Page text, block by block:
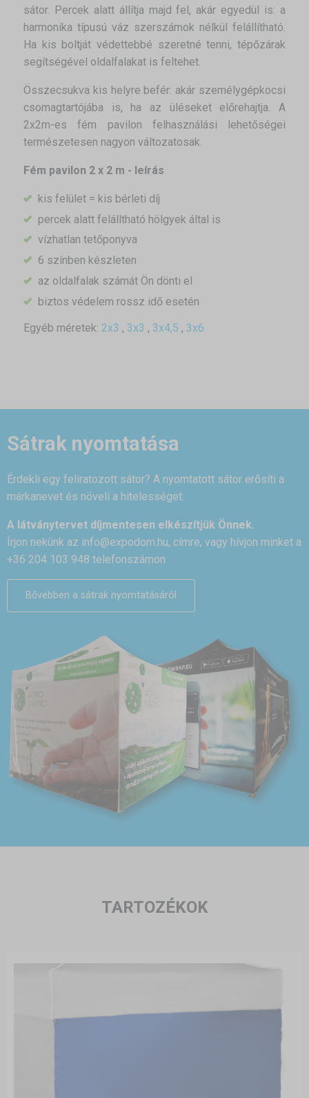
sátor. Percek alatt állítja majd fel, akár egyedül is: a
harmonika típusú váz szerszámok nélkül felállítható.
Ha kis boltját védettebbé szeretné tenni, tépőzárak
segítségével oldalfalakat is feltehet.
Összecsukva kis helyre befér: akár személygépkocsi
csomagtartójába is, ha az üléseket előrehajtja. A
2x2m-es fém pavilon felhasználási lehetőségei
természetesen nagyon változatosak.
Fém pavilon 2 x 2 m - leírás
kis felület = kis bérleti díj
percek alatt felálltható hölgyek által is
vízhatlan tetőponyva
6 színben készleten
az oldalfalak számát Ön dönti el
biztos védelem rossz idő esetén
Egyéb méretek: 2x3 , 3x3 , 3x4,5 , 3x6
Sátrak nyomtatása
Érdekli egy feliratozott sátor? A nyomtatott sátor erősíti a
márkanevet és növeli a hitelességet.
A látványtervet díjmentesen elkészítjük Önnek.
Írjon nekünk az info@expodom.hu, címre, vagy hívjon minket a
+36 204 103 948 telefonszámon
Bővebben a sátrak nyomtatásáról
TARTOZÉKOK